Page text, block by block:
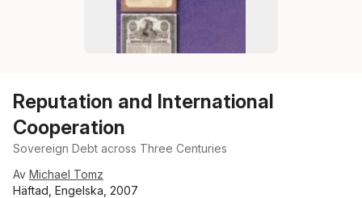
Reputation and International
Cooperation
Sovereign Debt across Three Centuries
Av Michael Tomz
Häftad, Engelska, 2007